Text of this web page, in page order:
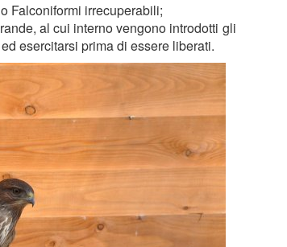
Falconiformi irrecuperabili;
al cui interno vengono introdotti gli
esercitarsi prima di essere liberati.